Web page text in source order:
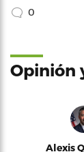
0
Opinión
Alexis